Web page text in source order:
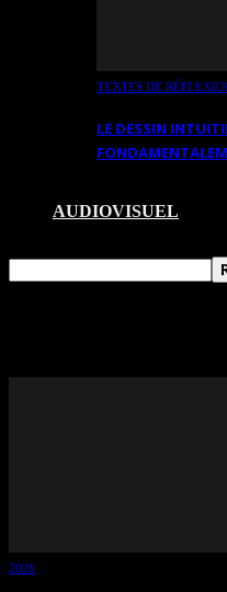
TEXTES DE
LE DESSIN
AUDIOVISUEL
2026